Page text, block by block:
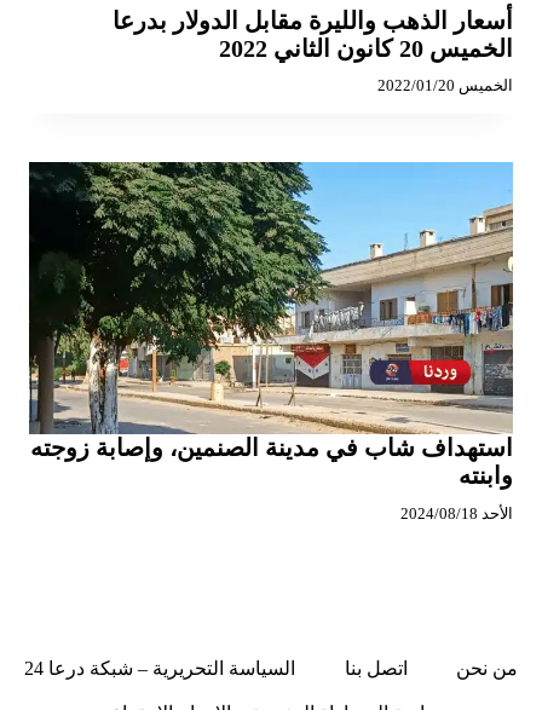
أسعار الذهب والليرة مقابل الدولار بدرعا
الخميس 20 كانون الثاني 2022
الخميس 2022/01/20
استهداف شاب في مدينة الصنمين، وإصابة زوجته
وابنته
الأحد 2024/08/18
من نحن اتصل بنا السياسة التحريرية – شبكة درعا 24